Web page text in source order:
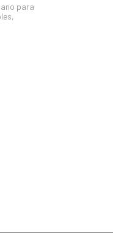
para